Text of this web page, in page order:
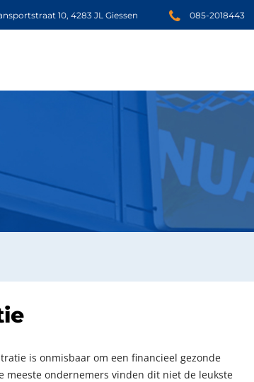
10, 4283 JL Giessen 085-2018443
is onmisbaar om een financieel gezonde
meeste ondernemers vinden dit niet de leukste